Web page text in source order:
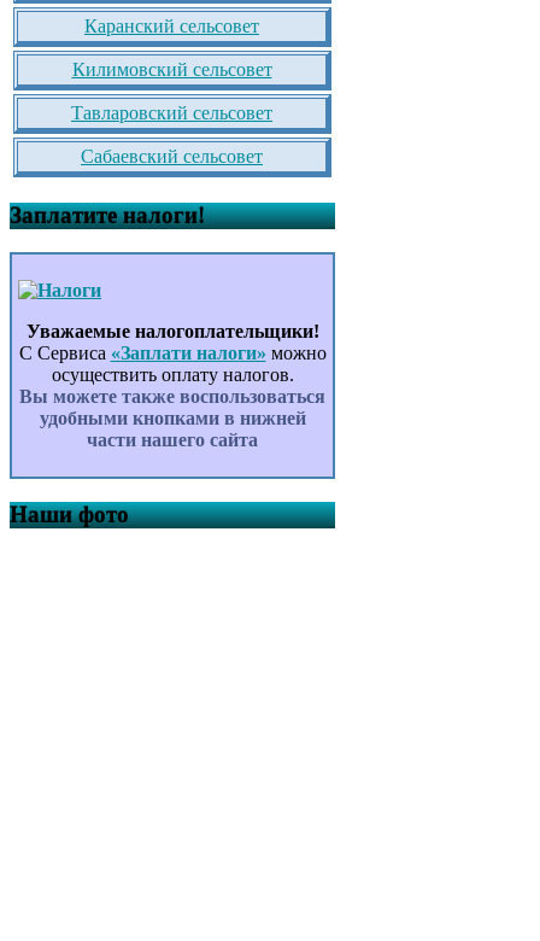
Каранский сельсовет
Килимовский сельсовет
Тавларовский сельсовет
Сабаевский сельсовет
Заплатите налоги!
Уважаемые налогоплательщики!
С Сервиса «Заплати налоги» можно
осуществить оплату налогов.
Вы можете также воспользоваться
удобными кнопками в нижней
части нашего сайта
Наши фото